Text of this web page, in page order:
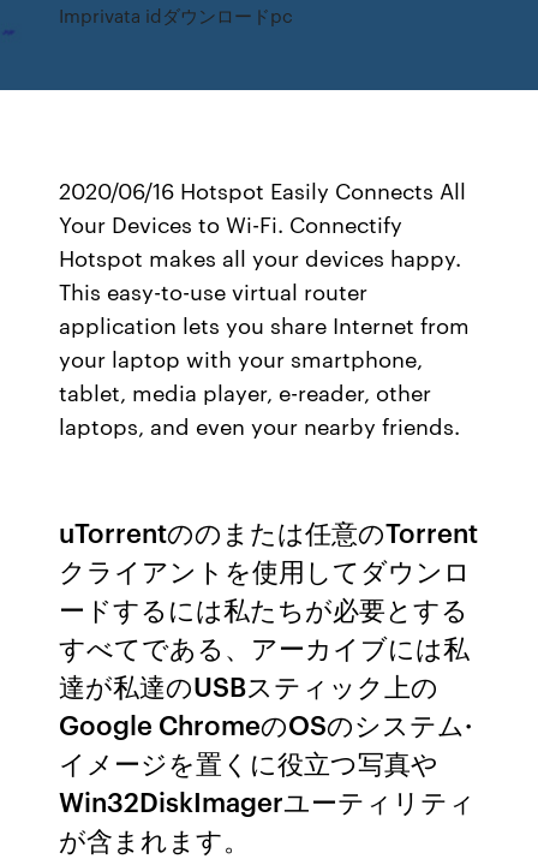
Imprivata idダウンロードpc
2020/06/16 Hotspot Easily Connects All
Your Devices to Wi-Fi. Connectify
Hotspot makes all your devices happy.
This easy-to-use virtual router
application lets you share Internet from
your laptop with your smartphone,
tablet, media player, e-reader, other
laptops, and even your nearby friends.
uTorrentののまたは任意のTorrent
クライアントを使用してダウンロ
ードするには私たちが必要とする
すべてである、アーカイブには私
達が私達のUSBスティック上の
Google ChromeのOSのシステム·
イメージを置くに役立つ写真や
Win32DiskImagerユーティリティ
が含まれます。